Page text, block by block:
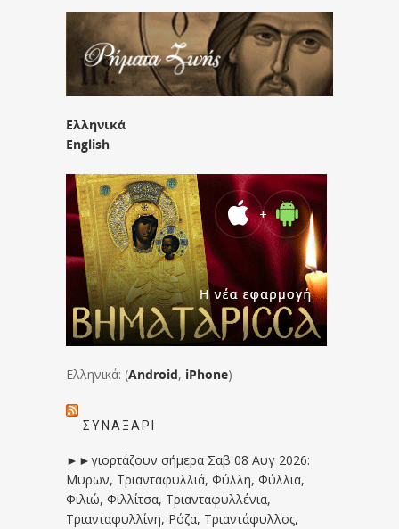
Ελληνικά
English
Ελληνικά: (Android, iPhone)
ΣΥΝΑΞΆΡΙ
►►γιορτάζουν σήμερα Σαβ 08 Αυγ 2026:
Μυρων, Τριανταφυλλιά, Φύλλη, Φύλλια,
Φιλιώ, Φιλλίτσα, Τριανταφυλλένια,
Τριανταφυλλίνη, Ρόζα, Τριαντάφυλλος,